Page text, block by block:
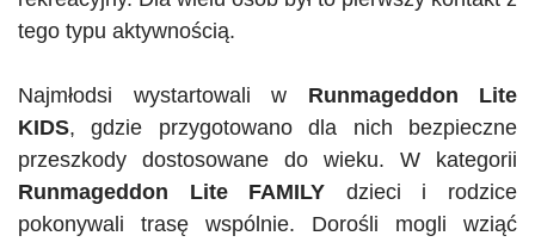
tego typu aktywnością.
Najmłodsi wystartowali w Runmageddon Lite
KIDS, gdzie przygotowano dla nich bezpieczne
przeszkody dostosowane do wieku. W kategorii
Runmageddon Lite FAMILY dzieci i rodzice
pokonywali trasę wspólnie. Dorośli mogli wziąć